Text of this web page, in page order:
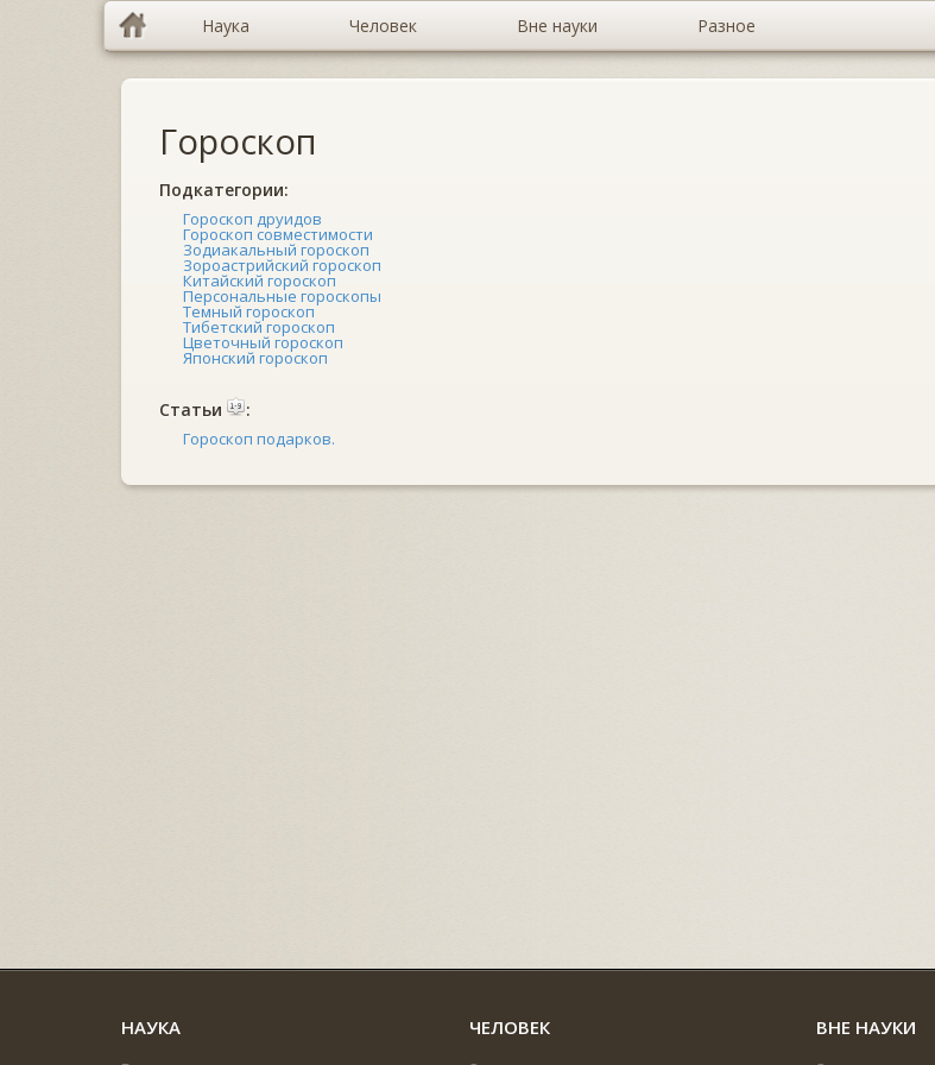
Наука Человек Вне науки Разное
Гороскоп
Подкатегории:
Гороскоп друидов
Гороскоп совместимости
Зодиакальный гороскоп
Зороастрийский гороскоп
Китайский гороскоп
Персональные гороскопы
Темный гороскоп
Тибетский гороскоп
Цветочный гороскоп
Японский гороскоп
Cтатьи :
Гороскоп подарков.
НАУКА ЧЕЛОВЕК ВНЕ НАУКИ